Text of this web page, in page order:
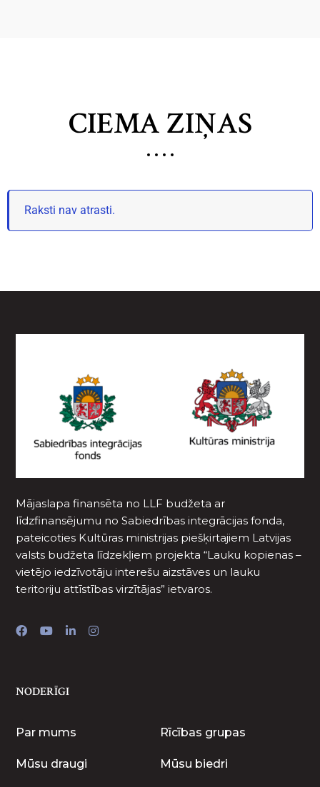
CIEMA ZIŅAS
Raksti nav atrasti.
Mājaslapa finansēta no LLF budžeta ar
līdzfinansējumu no Sabiedrības integrācijas fonda,
pateicoties Kultūras ministrijas piešķirtajiem Latvijas
valsts budžeta līdzekļiem projekta “Lauku kopienas –
vietējo iedzīvotāju interešu aizstāves un lauku
teritoriju attīstības virzītājas” ietvaros.
NODERĪGI
Par mums Rīcības grupas
Mūsu draugi Mūsu biedri